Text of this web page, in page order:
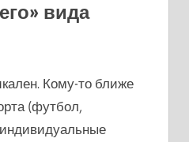
вида
Кому-то ближе
(футбол,